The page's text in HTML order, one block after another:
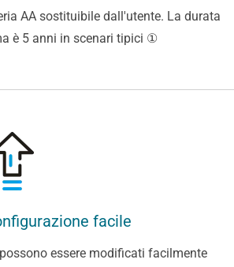
AA sostituibile dall'utente. La durata
è 5 anni in scenari tipici ①
facile
essere modificati facilmente